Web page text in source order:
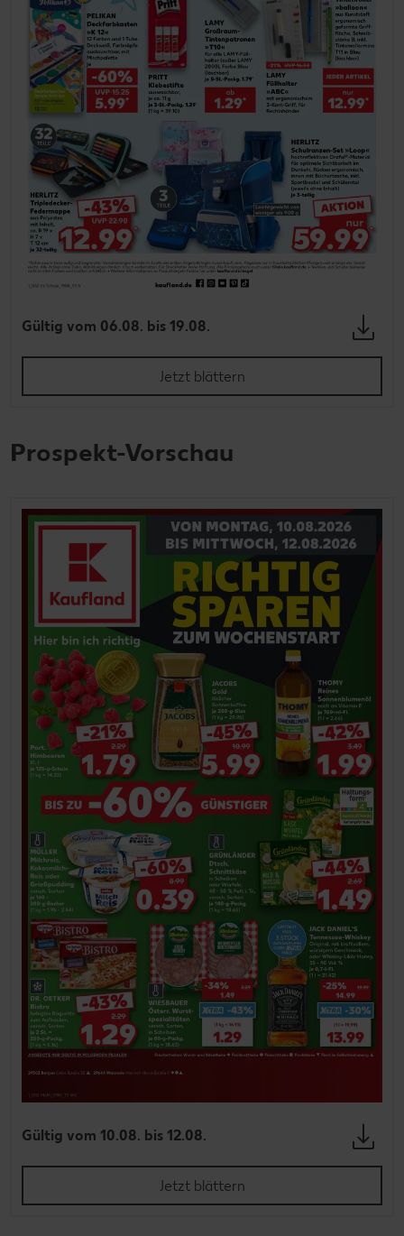
Gültig vom 06.08. bis 19.08.
Jetzt blättern
Prospekt-Vorschau
Gültig vom 10.08. bis 12.08.
Jetzt blättern